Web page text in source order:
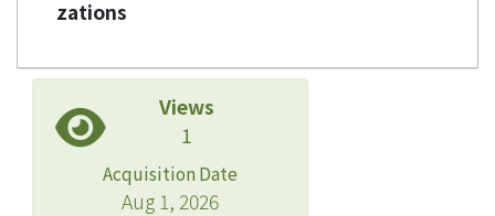
zations
Views
1
Acquisition Date
Aug 1, 2026